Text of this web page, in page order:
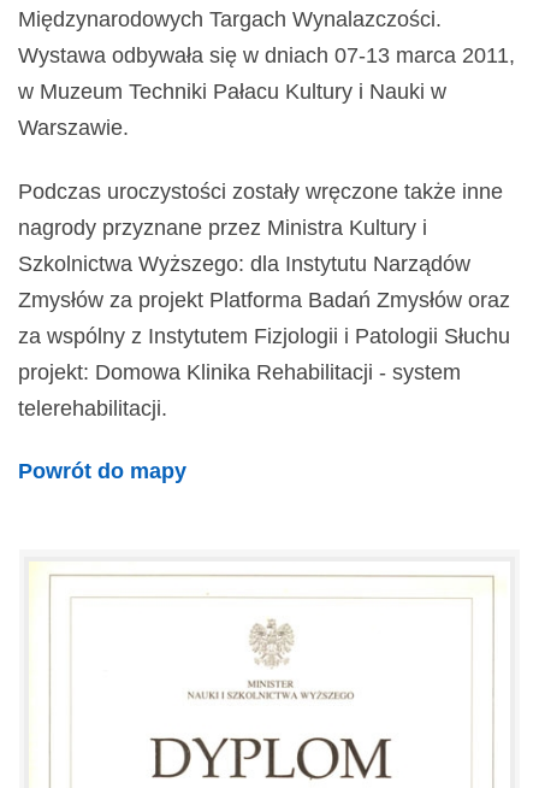
Międzynarodowych Targach Wynalazczości.
Wystawa odbywała się w dniach 07-13 marca 2011,
w Muzeum Techniki Pałacu Kultury i Nauki w
Warszawie.
Podczas uroczystości zostały wręczone także inne
nagrody przyznane przez Ministra Kultury i
Szkolnictwa Wyższego: dla Instytutu Narządów
Zmysłów za projekt Platforma Badań Zmysłów oraz
za wspólny z Instytutem Fizjologii i Patologii Słuchu
projekt: Domowa Klinika Rehabilitacji - system
telerehabilitacji.
Powrót do mapy